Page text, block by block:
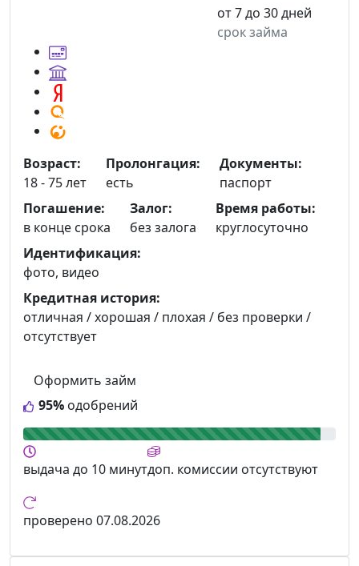
от 7 до 30 дней
срок займа
95% одобрений
Оформить займ
Возраст:
18 - 75 лет
Пролонгация:
есть
Документы:
паспорт
Погашение:
в конце срока
Залог:
без залога
Время работы:
круглосуточно
Идентификация:
фото, видео
Кредитная история:
отличная / хорошая / плохая / без проверки /
отсутствует
выдача до 10 минутдоп. комиссии отсутствуют
проверено 07.08.2026